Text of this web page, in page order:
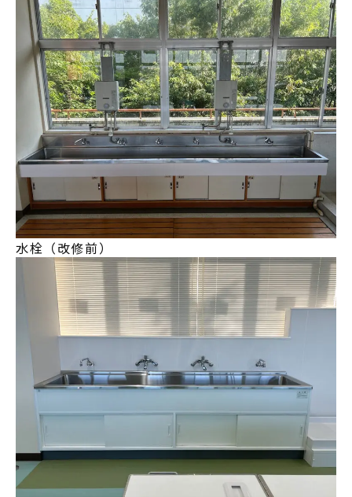
水栓（改修前）